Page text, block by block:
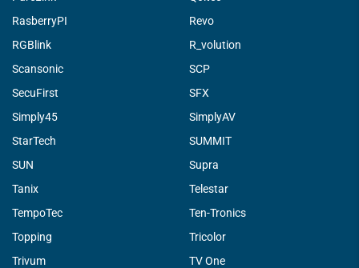
RasberryPI
Revo
RGBlink
R_volution
Scansonic
SCP
SecuFirst
SFX
Simply45
SimplyAV
StarTech
SUMMIT
SUN
Supra
Tanix
Telestar
TempoTec
Ten-Tronics
Topping
Tricolor
Trivum
TV One